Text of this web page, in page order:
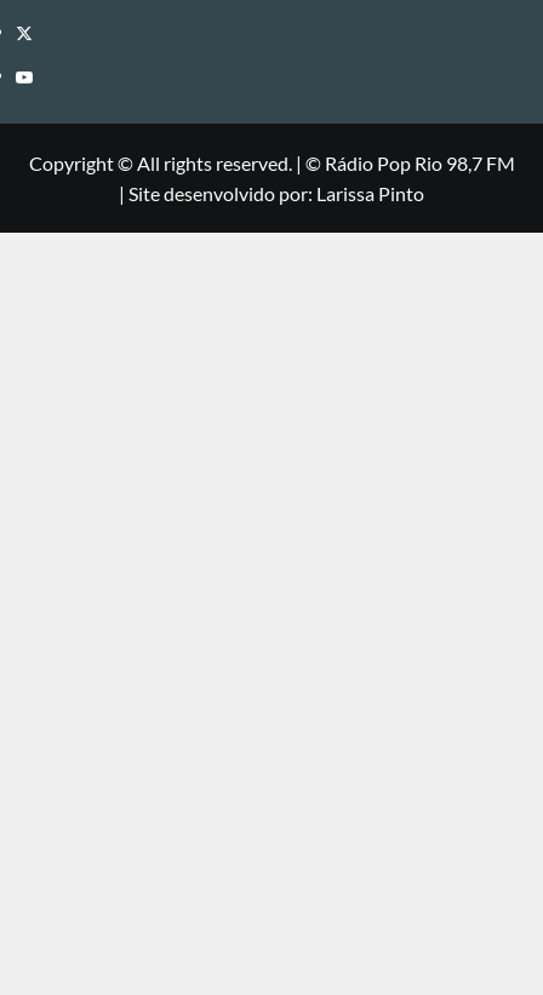
Twitter
Youtube
Copyright © All rights reserved. | ©Rádio Pop Rio 98,7 FM
| Site desenvolvido por: Larissa Pinto